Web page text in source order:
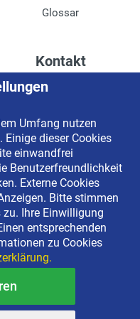
Glossar
Kontakt
Kontaktformular
Impressum
Datenschutzerklärung
Newsletter-Anmeldung
KG All rights reserved |
092 99 70
Umfang nutzen
Einige dieser Cookies
einwandfrei
Benutzerfreundlichkeit
Externe Cookies
Bitte stimmen
zu. Ihre Einwilligung
entsprechenden
zu Cookies